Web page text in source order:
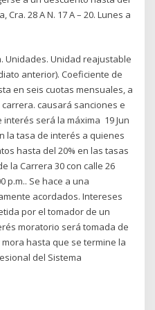
28 A N. 17 A – 20. Lunes a
Unidades. Unidad reajustable
anterior). Coeficiente de
en seis cuotas mensuales, a
causará sanciones e
será la máxima 19 Jun
la tasa de interés a quienes
hasta del 20% en las tasas
la Carrera 30 con calle 26
p.m.. Se hace a una
acordados. Intereses
por el tomador de un
moratorio será tomada de
hasta que se termine la
del Sistema